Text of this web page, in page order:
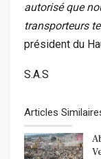
autorisé que
transporteurs
président du
S.A.S
Articles